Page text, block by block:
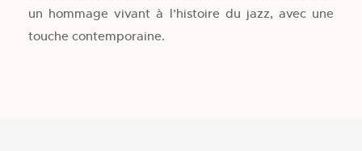
un hommage vivant à l’histoire du jazz, avec une
touche contemporaine.